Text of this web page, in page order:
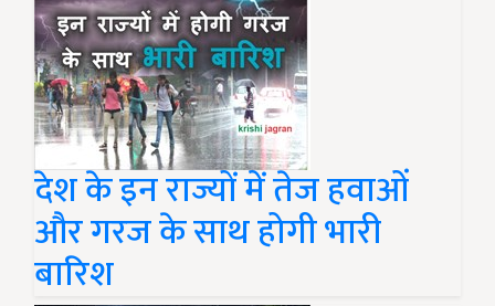
देश के इन राज्यों में तेज हवाओं
और गरज के साथ होगी भारी
बारिश